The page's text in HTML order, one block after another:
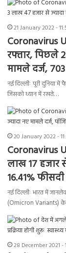
21 January 2022 -
Coronavirus
रफ्तार, पिछले
मामले दर्ज,
नई दिल्लीः पूरी दुनिया
जिसको ध्यान में रखते…
20 January 2022 -
Coronavirus
लाख 17 हजार
16.41% फीसदी
नई दिल्लीः भारत में
(Omicron Variants) के
28 December 2021 -